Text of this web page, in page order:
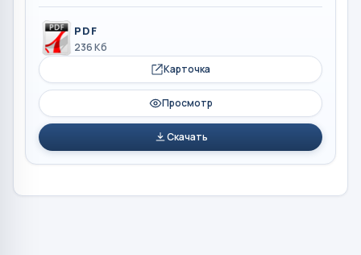
PDF
236 Кб
Карточка
Просмотр
Скачать